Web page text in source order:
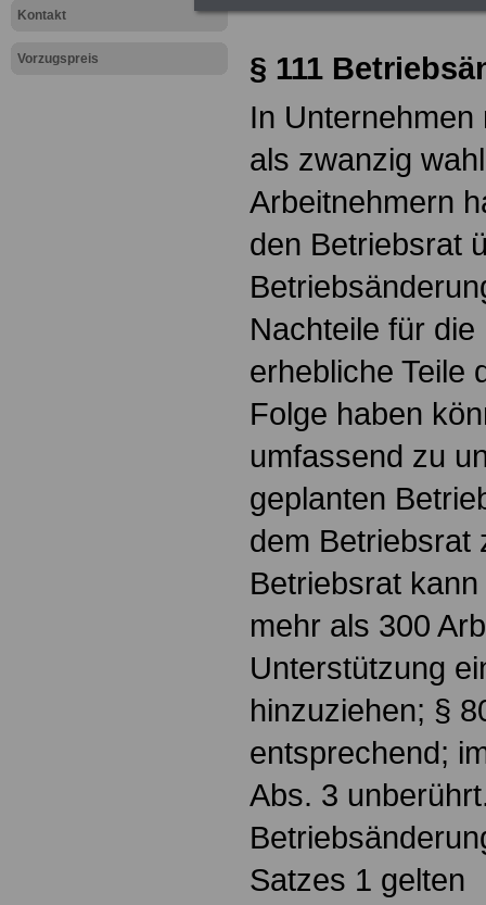
Kontakt
Vorzugspreis
§ 111
In
als zwanzig
Arbeitnehmern
den Betriebsrat
Nachteile für
erhebliche Teile
Folge haben
umfassend zu
geplanten
dem Betriebsrat
Betriebsrat
mehr als 300
Unterstützung
hinzuziehen; §
entsprechend;
Abs. 3
Satzes 1 gelten